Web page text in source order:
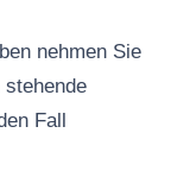
nehmen Sie
Fall